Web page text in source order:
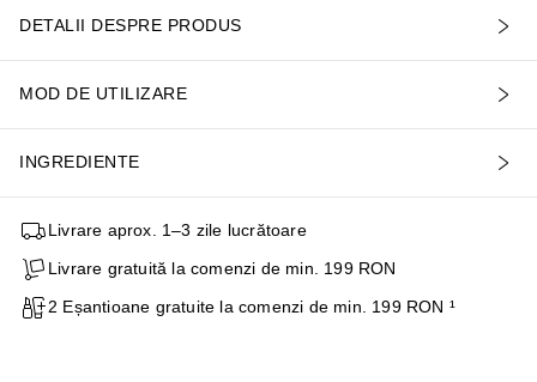
DETALII DESPRE PRODUS
MOD DE UTILIZARE
INGREDIENTE
Livrare aprox. 1–3 zile lucrătoare
Livrare gratuită la comenzi de min. 199 RON
2 Eșantioane gratuite la comenzi de min. 199 RON ¹